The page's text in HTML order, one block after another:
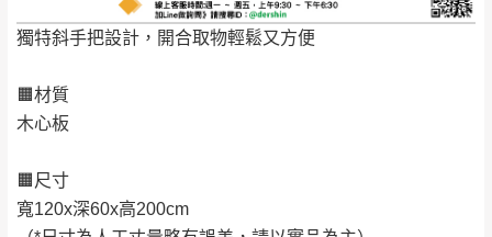
獨特斜手把設計，開合取物輕鬆又方便
🟧材質
木心板
🟧尺寸
寬120x深60x高200cm
保護物流人員的工作安全，賣家無提供吊掛服務，若
需以吊車或其他的吊掛方式吊運，費用將由買方自行
因大型傢俱有組裝、配送的問題，並非一般快速到貨
商品，無法指定特定時間送達，司機當天到貨前皆會
寶貴時間。
如遇自然災害、政府宣布之災害警報等不可抗力情
收送貨，敬請見諒！
本公司部份商品無維修服務，超過7日鑑賞
會進行維修)。
到貨7日內為鑑賞期(注意:鑑賞期非試用期)，